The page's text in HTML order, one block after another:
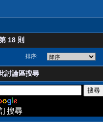
18 則
排序:
討論區搜尋
搜尋